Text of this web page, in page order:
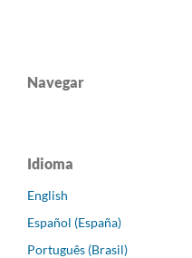
Navegar
Idioma
English
Español (España)
Português (Brasil)